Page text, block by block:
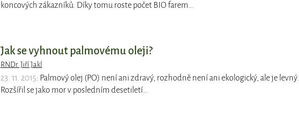
koncových zákazníků. Díky tomu roste počet BIO farem…
Jak se vyhnout palmovému oleji?
RNDr. Jiří Jakl
23. 11. 2015: Palmový olej (PO) není ani zdravý, rozhodně není ani ekologický, ale je levný.
Rozšířil se jako mor v posledním desetiletí…